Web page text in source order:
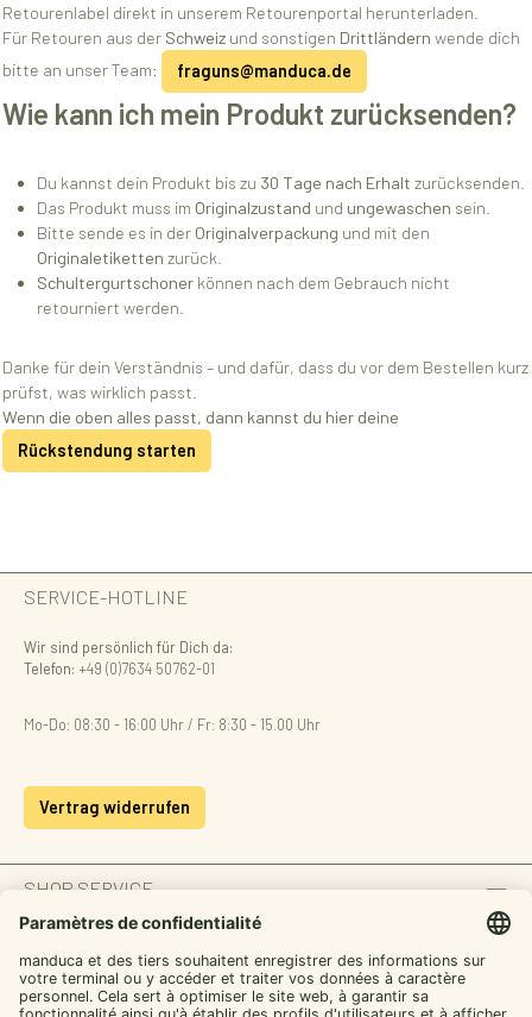
Retourenlabel direkt in unserem Retourenportal herunterladen.
Für Retouren aus der Schweiz und sonstigen Drittländern wende dich
bitte an unser Team:
fraguns@manduca.de
Wie kann ich mein Produkt zurücksenden?
Du kannst dein Produkt bis zu 30 Tage nach Erhalt zurücksenden.
Das Produkt muss im Originalzustand und ungewaschen sein.
Bitte sende es in der Originalverpackung und mit den
Originaletiketten zurück.
Schultergurtschonerkönnen nach dem Gebrauch nicht
retourniert werden.
Danke für dein Verständnis – und dafür, dass du vor dem Bestellen kurz
prüfst, was wirklich passt.
Wenn die oben alles passt, dann kannst du hier deine
Rückstendung starten
SERVICE-HOTLINE
Wir sind persönlich für Dich da:
Telefon: +49 (0)7634 50762-01
Mo-Do: 08:30 - 16:00 Uhr / Fr: 8:30 - 15.00 Uhr
Vertrag widerrufen
SHOP SERVICE
INFORMATION
ZAHLUNGSARTEN